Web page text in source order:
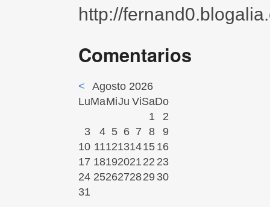
http://
Comentarios
<
Agosto 2026
LuMaMiJu ViSaDo
1
2
3
4 5 6 7 8
9
10 1112131415 16
17 18192021 22 23
24 2526272829 30
31